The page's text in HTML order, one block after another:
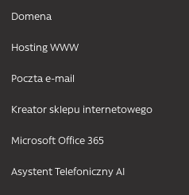
Domena
Hosting WWW
Poczta e-mail
Kreator sklepu internetowego
Microsoft Office 365
Asystent Telefoniczny AI